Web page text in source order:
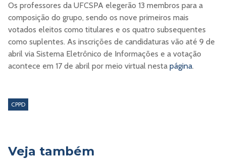
Os professores da UFCSPA elegerão 13 membros para a
composição do grupo, sendo os nove primeiros mais
votados eleitos como titulares e os quatro subsequentes
como suplentes. As inscrições de candidaturas vão até 9 de
abril via Sistema Eletrônico de Informações e a votação
acontece em 17 de abril por meio virtual nesta página.
CPPD
Veja também